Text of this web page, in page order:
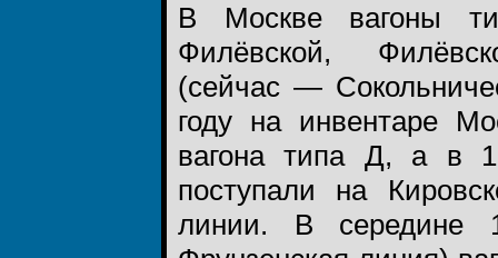
В Москве вагоны
Филёвской,
(сейчас —
году на инвентаре
вагона типа Д, а в
поступали на
линии. В середине